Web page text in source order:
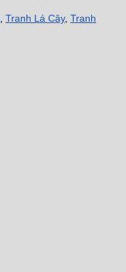
Tranh Lá Cây, Tranh